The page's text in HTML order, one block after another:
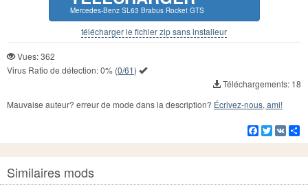
Mercedes-Benz SL63 Brabus Rocket GTS
télécharger le fichier zip sans installeur
Vues: 362
Virus Ratio de détection:0% (0/61)
Téléchargements: 18
Mauvaise auteur? erreur de mode dans la description? Écrivez-nous, ami!
Facebook
Twitter
VK
Similaires mods